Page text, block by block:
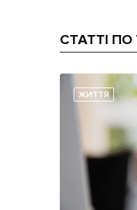
СТАТТІ ПО
ЖИТТЯ